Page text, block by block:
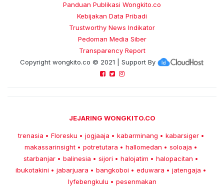
Panduan Publikasi Wongkito.co
Kebijakan Data Pribadi
Trustworthy News Indikator
Pedoman Media Siber
Transparency Report
Copyright wongkito.co © 2021 | Support By
JEJARING WONGKITO.CO
trenasia • Floresku • jogjaaja • kabarminang • kabarsiger •
makassarinsight • potretutara • hallomedan • soloaja •
starbanjar • balinesia • sijori • halojatim • halopacitan •
ibukotakini • jabarjuara • bangkoboi • eduwara • jatengaja •
lyfebengkulu • pesenmakan